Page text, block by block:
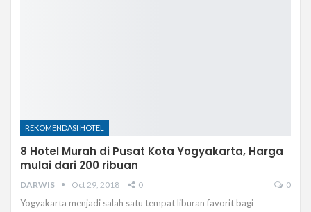
REKOMENDASI HOTEL
8 Hotel Murah di Pusat Kota Yogyakarta, Harga
mulai dari 200 ribuan
DARWIS Oct 29, 2018 0 0
Yogyakarta menjadi salah satu tempat liburan favorit bagi